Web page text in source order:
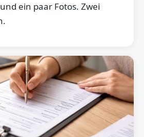
ein paar Fotos. Zwei